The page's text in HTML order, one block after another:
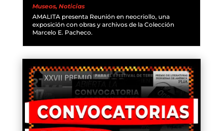
Museos, Noticias
AMALITA presenta Reunión en neocriollo, una
exposición con obras y archivos de la Colección
Marcelo E. Pacheco.